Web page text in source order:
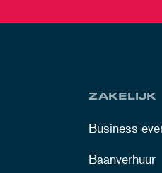
ZAKELIJK
Business
Baanverhuur